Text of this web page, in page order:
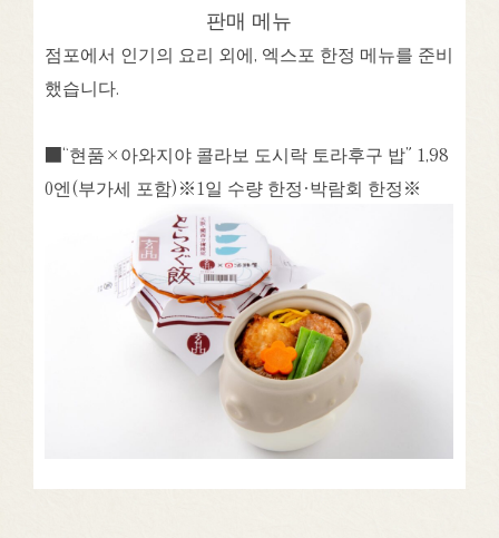
판매 메뉴
점포에서 인기의 요리 외에, 엑스포 한정 메뉴를 준비
했습니다.
■“현품×아와지야 콜라보 도시락 토라후구 밥” 1,98
0엔(부가세 포함)※1일 수량 한정·박람회 한정※